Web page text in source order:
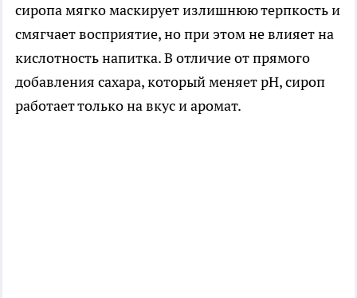
сиропа мягко маскирует излишнюю терпкость и
смягчает восприятие, но при этом не влияет на
кислотность напитка. В отличие от прямого
добавления сахара, который меняет pH, сироп
работает только на вкус и аромат.